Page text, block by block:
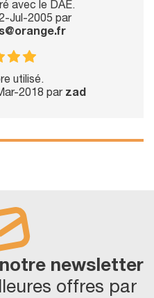
avec le DAE.
Jul-2005 par
utilisé.
2018 par zad
newsletter
offres par